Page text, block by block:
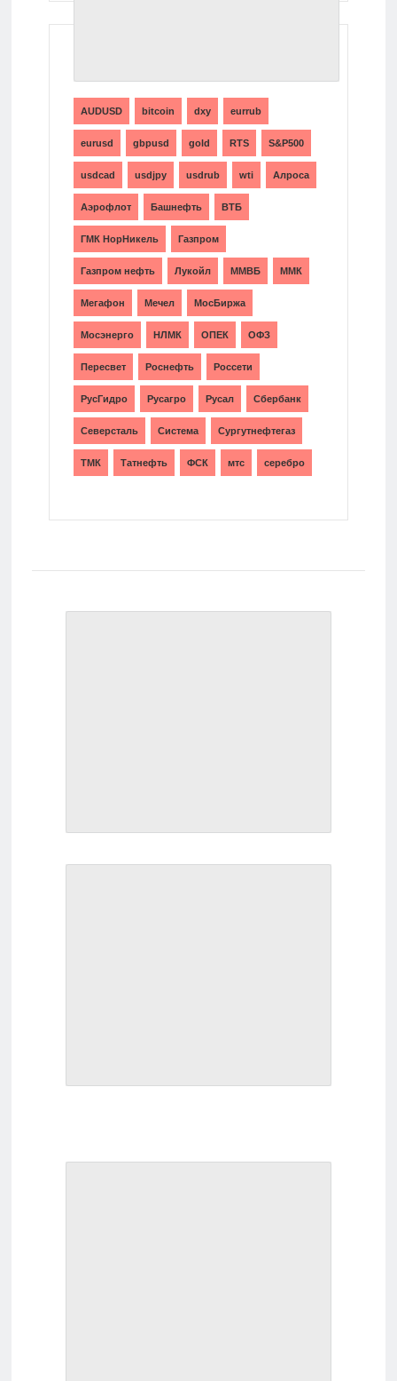
AUDUSD bitcoin dxy eurrub
eurusd gbpusd gold RTS S&P500
usdcad usdjpy usdrub wti Алроса
Аэрофлот Башнефть ВТБ
ГМК НорНикель Газпром
Газпром нефть Лукойл ММВБ ММК
Мегафон Мечел МосБиржа
Мосэнерго НЛМК ОПЕК ОФЗ
Пересвет Роснефть Россети
РусГидро Русагро Русал Сбербанк
Северсталь Система Сургутнефтегаз
ТМК Татнефть ФСК мтс серебро